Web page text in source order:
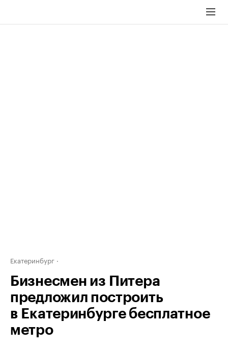
Екатеринбург
Бизнесмен из Питера
предложил построить
в Екатеринбурге бесплатное
метро